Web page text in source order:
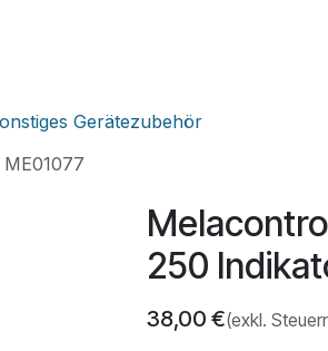
Gerätezubehör
250
38,00 €(exkl.